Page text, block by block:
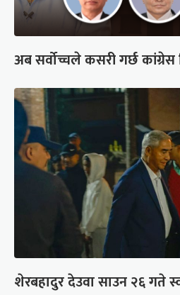
अब सर्वोच्चले कसरी गर्छ
शेरबहादुर देउवा साउन २६ गते